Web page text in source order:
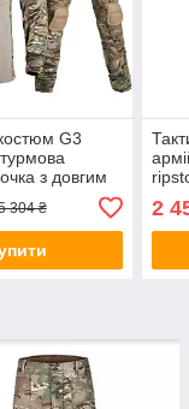
G3
з довгим
мультикам
304 ₴ 2